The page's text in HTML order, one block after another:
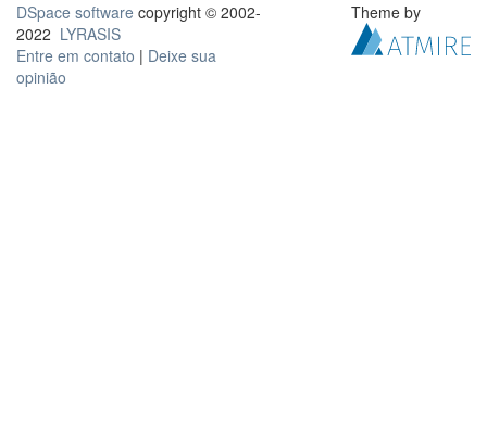
DSpace software copyright © 2002-
2022 LYRASIS
Entre em contato | Deixe sua
opinião
Theme by